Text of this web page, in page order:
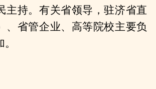
主持。有关省领导，驻济省直
、省管企业、高等院校主要负